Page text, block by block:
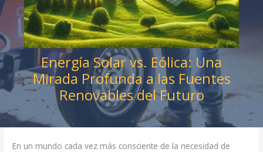
Energía Solar vs. Eólica: Una
Mirada Profunda a las Fuentes
Renovables del Futuro
En un mundo cada vez más consciente de la necesidad de